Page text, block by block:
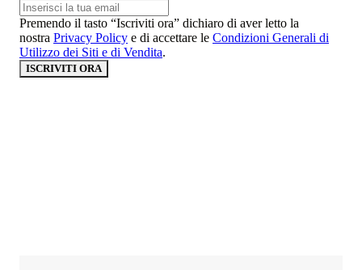
Premendo il tasto “Iscriviti ora” dichiaro di aver letto la
nostra Privacy Policy e di accettare le Condizioni Generali di
Utilizzo dei Siti e di Vendita.
ISCRIVITI ORA